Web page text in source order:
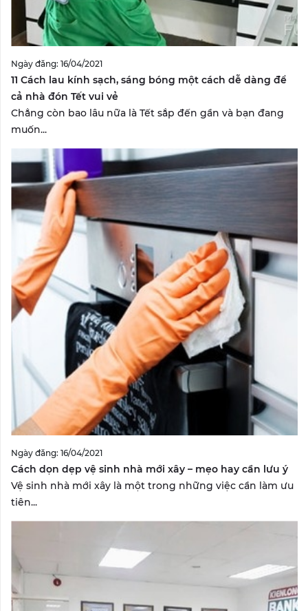
Ngày đăng: 16/04/2021
11 Cách lau kính sạch, sáng bóng một cách dễ dàng để
cả nhà đón Tết vui vẻ
Chẳng còn bao lâu nữa là Tết sắp đến gần và bạn đang
muốn...
Ngày đăng: 16/04/2021
Cách dọn dẹp vệ sinh nhà mới xây – mẹo hay cần lưu ý
Vệ sinh nhà mới xây là một trong những việc cần làm ưu
tiên...